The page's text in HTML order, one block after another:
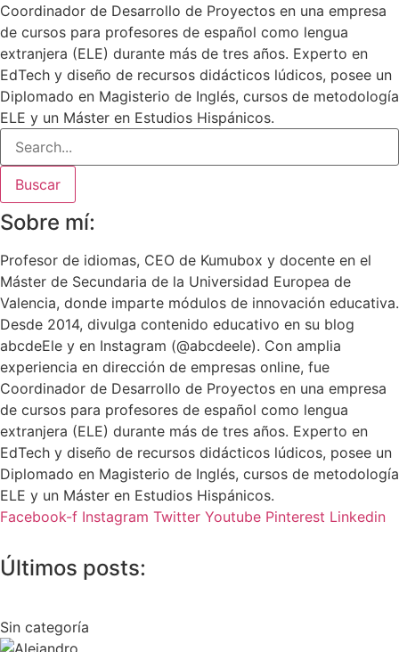
Coordinador de Desarrollo de Proyectos en una empresa
de cursos para profesores de español como lengua
extranjera (ELE) durante más de tres años. Experto en
EdTech y diseño de recursos didácticos lúdicos, posee un
Diplomado en Magisterio de Inglés, cursos de metodología
ELE y un Máster en Estudios Hispánicos.
Buscar
Sobre mí:
Profesor de idiomas, CEO de Kumubox y docente en el
Máster de Secundaria de la Universidad Europea de
Valencia, donde imparte módulos de innovación educativa.
Desde 2014, divulga contenido educativo en su blog
abcdeEle y en Instagram (@abcdeele). Con amplia
experiencia en dirección de empresas online, fue
Coordinador de Desarrollo de Proyectos en una empresa
de cursos para profesores de español como lengua
extranjera (ELE) durante más de tres años. Experto en
EdTech y diseño de recursos didácticos lúdicos, posee un
Diplomado en Magisterio de Inglés, cursos de metodología
ELE y un Máster en Estudios Hispánicos.
Facebook-f Instagram Twitter Youtube Pinterest Linkedin
Últimos posts:
Sin categoría